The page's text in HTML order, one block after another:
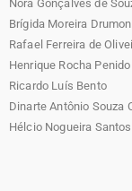
Nora Gonçalves de
Brígida Moreira
Rafael Ferreira de
Henrique Rocha Penido
Ricardo Luís Bento
Dinarte Antônio Souza
Hélcio Nogueira Santos